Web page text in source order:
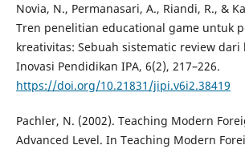
Novia, N., Permanasari, A., Riandi, R., &
Tren penelitian educational game untuk
kreativitas: Sebuah sistematic review
Inovasi Pendidikan IPA, 6(2), 217–226.
https://doi.org/10.21831/jipi.v6i2.38419
Pachler, N. (2002). Teaching Modern
Advanced Level. In Teaching Modern